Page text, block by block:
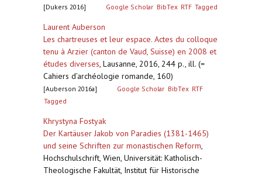
[Dukers 2016] Google Scholar BibTex RTF Tagged
Laurent Auberson
Les chartreuses et leur espace. Actes du colloque
tenu à Arzier (canton de Vaud, Suisse) en 2008 et
études diverses, Lausanne, 2016, 244 p., ill. (=
Cahiers d’archéologie romande, 160)
[Auberson 2016a] Google Scholar BibTex RTF
Tagged
Khrystyna Fostyak
Der Kartäuser Jakob von Paradies (1381-1465)
und seine Schriften zur monastischen Reform,
Hochschulschrift, Wien, Universität: Katholisch-
Theologische Fakultät, Institut für Historische